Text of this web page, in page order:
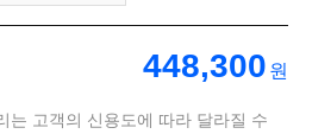
448,300 원
는 고객의 신용도에 따라 달라질 수